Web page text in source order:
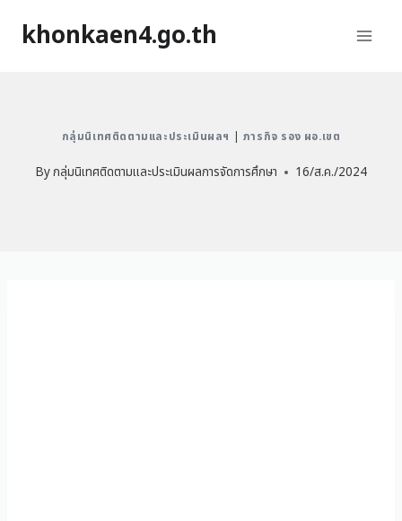
khonkaen4.go.th
กลุ่มนิเทศติดตามและประเมินผลฯ ภารกิจ รอง ผอ.เขต
Byกลุ่มนิเทศติดตามและประเมินผลการจัดการศึกษา 16/ส.ค./2024